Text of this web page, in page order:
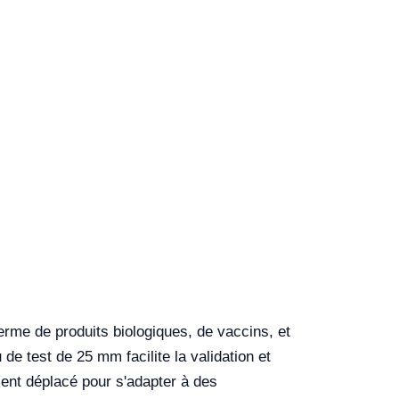
de produits biologiques, de vaccins, et
test de 25 mm facilite la validation et
déplacé pour s'adapter à des